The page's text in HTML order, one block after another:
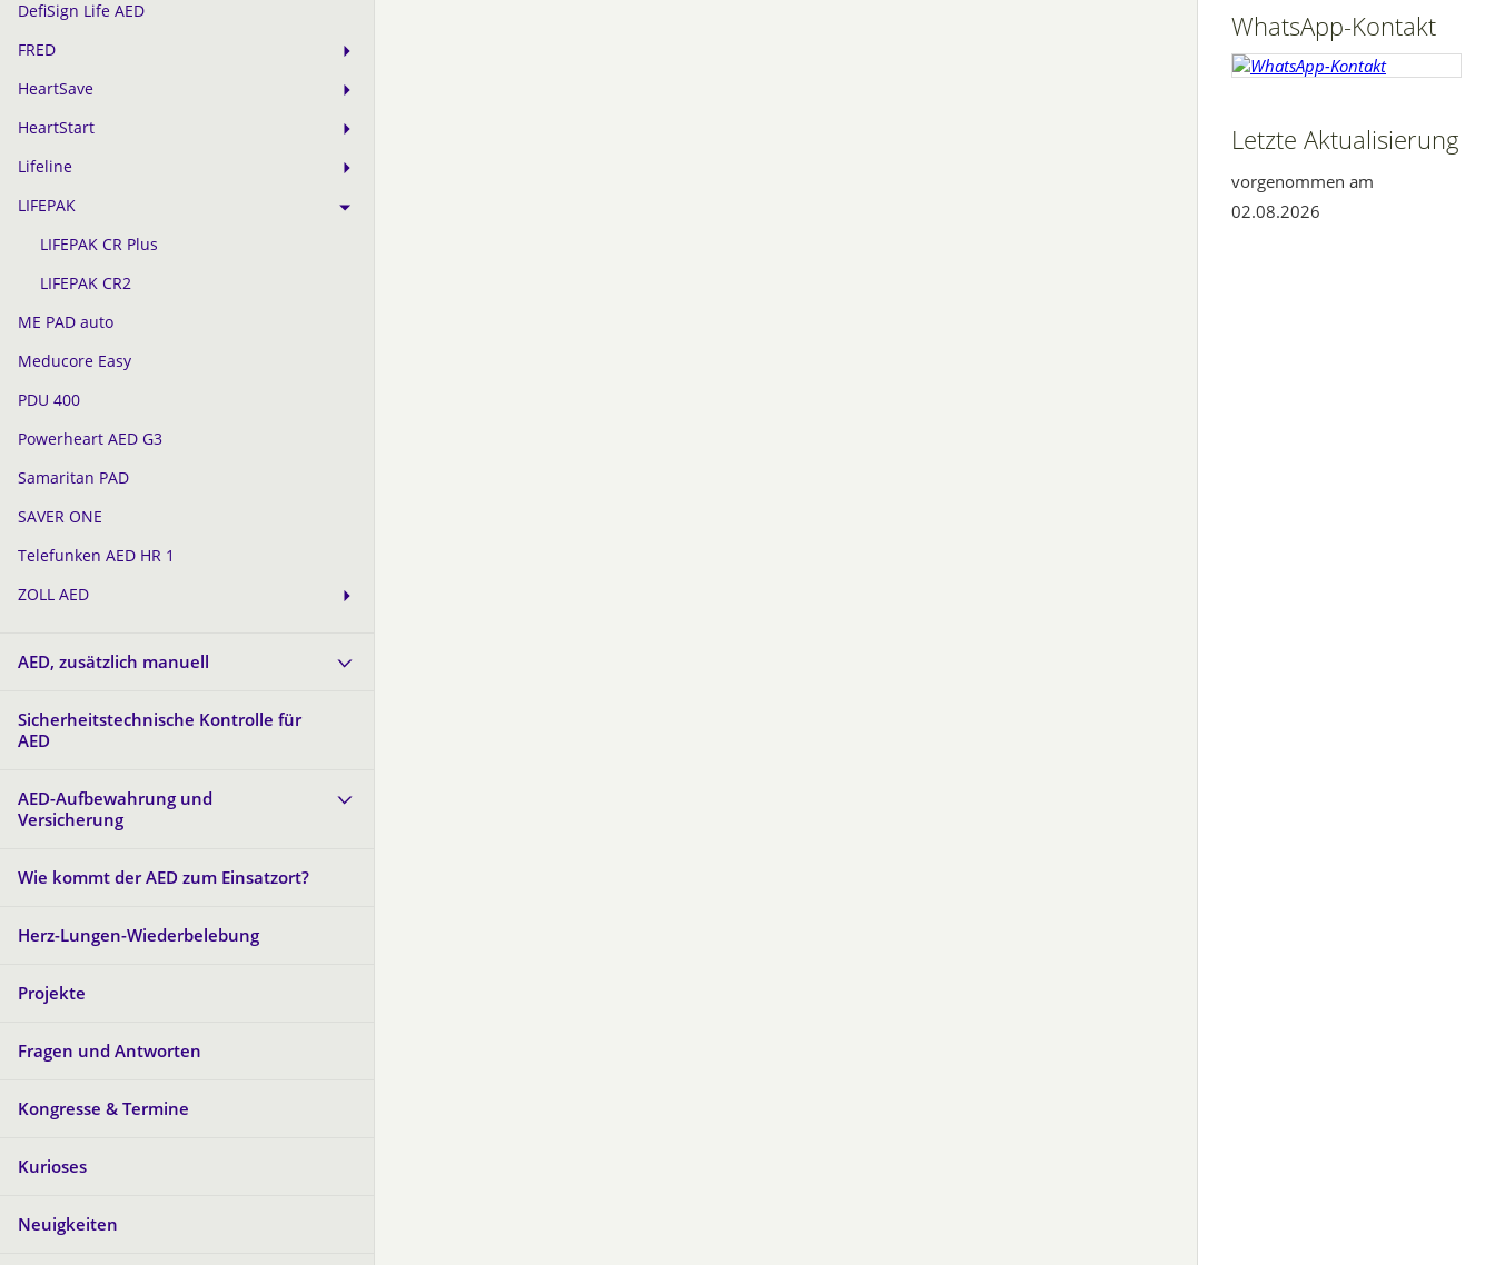
DefiSign Life AED
FRED
HeartSave
HeartStart
Lifeline
LIFEPAK
LIFEPAK CR Plus
LIFEPAK CR2
ME PAD auto
Meducore Easy
PDU 400
Powerheart AED G3
Samaritan PAD
SAVER ONE
Telefunken AED HR 1
ZOLL AED
AED, zusätzlich manuell
Sicherheitstechnische Kontrolle für
AED
AED-Aufbewahrung und
Versicherung
Wie kommt der AED zum Einsatzort?
Herz-Lungen-Wiederbelebung
Projekte
Fragen und Antworten
Kongresse & Termine
Kurioses
Neuigkeiten
WhatsApp-Kontakt
Letzte Aktualisierung
vorgenommen am
02.08.2026